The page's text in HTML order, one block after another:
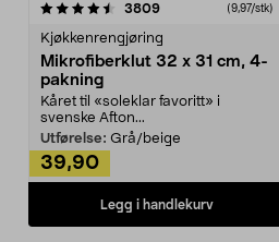
3809anmeldelser(9,97/stk)
Kjøkkenrengjøring
Mikrofiberklut 32 x 31 cm, 4-
pakning
Kåret til «soleklar favoritt» i
svenske Afton...
Utførelse: Grå/beige
39,90
Legg i handlekurv
4.5av 5 stjerner